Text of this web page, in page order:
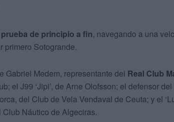
prueba de principio a fin, navegando a una
primero Sotogrande.
Gabriel Medem, representante del Real Club
el J99 ‘Jipi’, de Arne Olofsson; el defensor
del Club de Vela Vendaval de Ceuta; y el
Club Náutico de Algeciras.